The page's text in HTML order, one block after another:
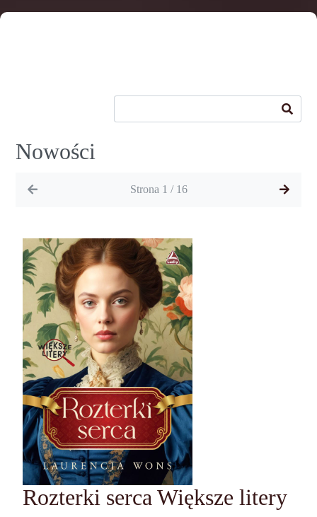
Nowości
Strona 1 / 16
Rozterki serca Większe litery